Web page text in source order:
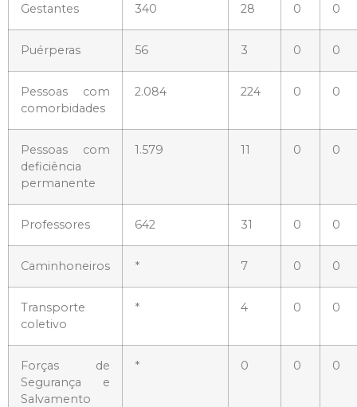
Gestantes 340 28 0 0
Puérperas 56 3 0 0
Pessoas com
comorbidades
2.084 224 0 0
Pessoas com
deficiência
permanente
1.579 11 0 0
Professores 642 31 0 0
Caminhoneiros * 7 0 0
Transporte
coletivo
* 4 0 0
Forças de
Segurança e
Salvamento
* 0 0 0